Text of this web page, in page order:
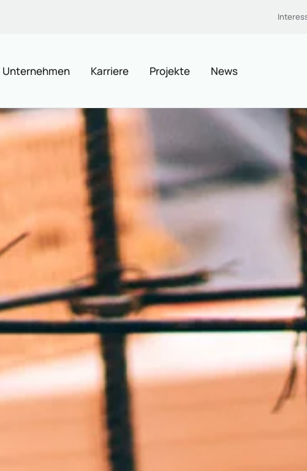
Unternehmen Karriere Projekte News